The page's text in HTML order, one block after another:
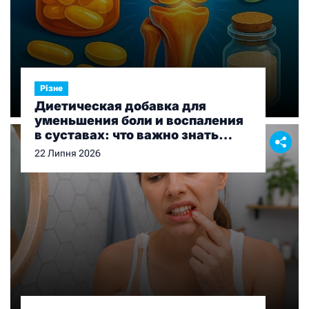
Різне
Диетическая добавка для
уменьшения боли и воспаления
в суставах: что важно знать
перед выбором
22 Липня 2026